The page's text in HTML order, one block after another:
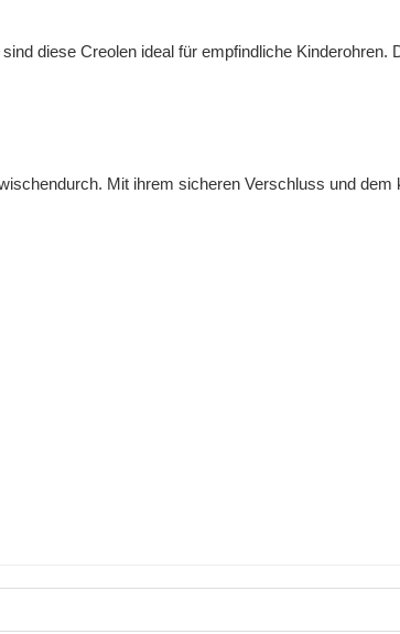
diese Creolen ideal für empfindliche Kinderohren.
Mit ihrem sicheren Verschluss und dem